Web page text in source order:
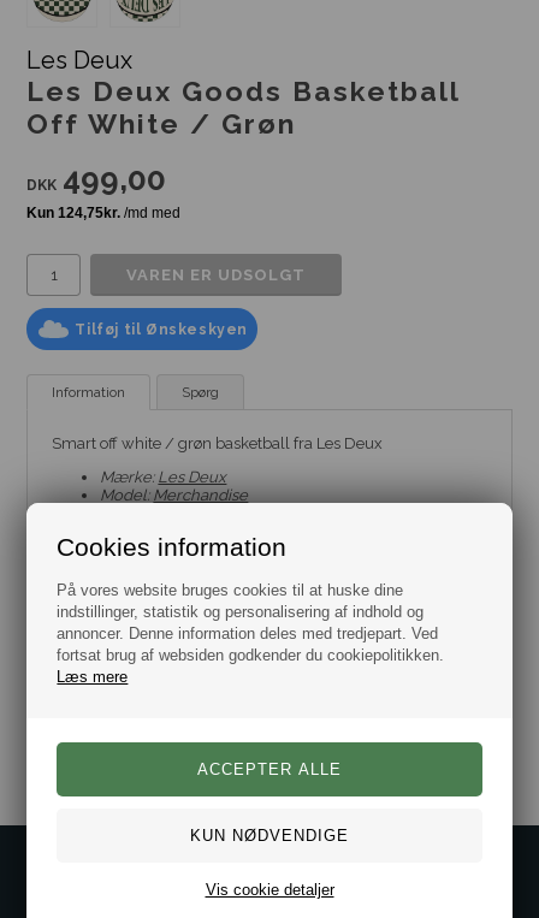
Cookies information
På vores website bruges cookies til at huske dine
indstillinger, statistik og personalisering af indhold og
annoncer. Denne information deles med tredjepart. Ved
fortsat brug af websiden godkender du cookiepolitikken.
Læs mere
Vis cookie detaljer
Les Deux
Les Deux Goods Basketball
Off White / Grøn
DKK 499,00
Tilføj til Ønskeskyen
Information Spørg
Smart off white / grøn basketball fra Les Deux
Mærke: Les Deux
Model: Merchandise